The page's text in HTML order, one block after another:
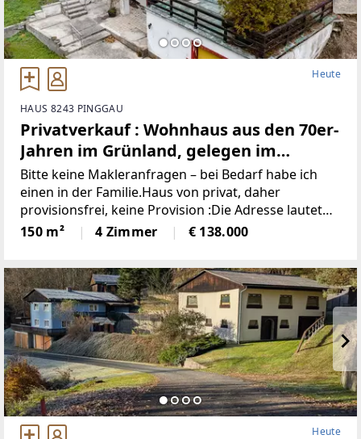
Heute
HAUS 8243 PINGGAU
Privatverkauf : Wohnhaus aus den 70er-
Jahren im Grünland, gelegen im
idyllischen Wechselgebiet
(Provisionsfrei)
Bitte keine Makleranfragen – bei Bedarf habe ich
einen in der Familie.Haus von privat, daher
provisionsfrei, keine Provision :Die Adresse lautet
“8243 Pinggau, Wiesenhöf 43“. Achtung : in
manchen Navis(auch
150 m² 4 Zimmer € 138.000
Heute